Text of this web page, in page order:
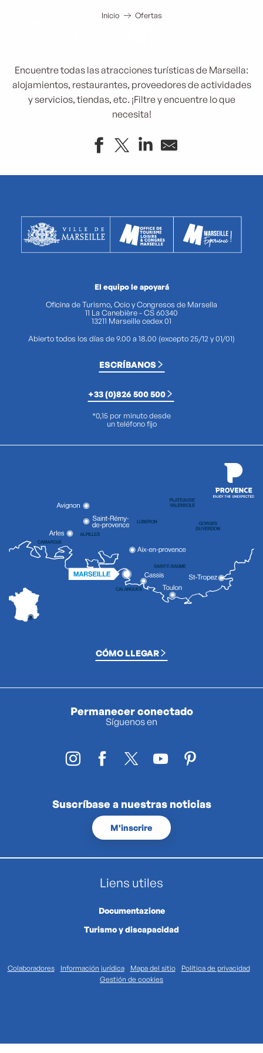
Inicio Ofertas
Encuentre todas las atracciones turísticas de Marsella:
alojamientos, restaurantes, proveedores de actividades
y servicios, tiendas, etc. ¡Filtre y encuentre lo que
necesita!
Ou Sinon
MCI France
Baby populaire
Centre d'Affaires Office Prado
Espace Coucoun
Les Bords de Mer
El equipo le apoyará
Oficina de Turismo, Ocio y Congresos de Marsella
11 La Canebière - CS 60340
13211 Marseille cedex 01
Abierto todos los días de 9.00 a 18.00 (excepto 25/12 y 01/01)
ESCRÍBANOS
+33 (0)826 500 500
*0,15 por minuto desde
un teléfono fijo
CÓMO LLEGAR
Permanecer conectado
Síguenos en
Suscríbase a nuestras noticias
M'inscrire
Liens utiles
Documentazione
Turismo y discapacidad
Colaboradores Información jurídica Mapa del sitio
Política de privacidad
Gestión de cookies